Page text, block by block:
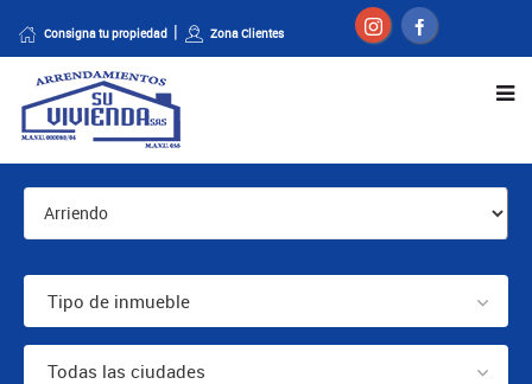
Consigna tu propiedad Zona Clientes
Tipo de inmueble
Todas las ciudades